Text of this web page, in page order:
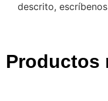
descrito,
Productos